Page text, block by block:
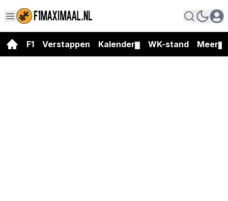
F1 Verstappen Kalender WK-stand Meer